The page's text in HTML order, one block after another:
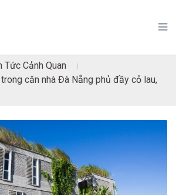
Tức Cảnh Quan
căn nhà Đà Nẵng phủ đầy cỏ lau,